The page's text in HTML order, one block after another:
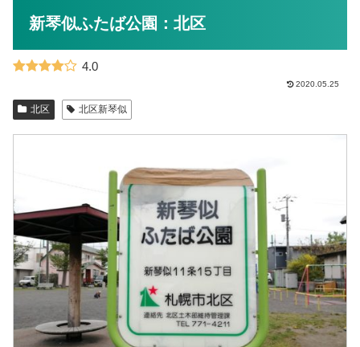
新琴似ふたば公園：北区
4.0
2020.05.25
北区 北区新琴似